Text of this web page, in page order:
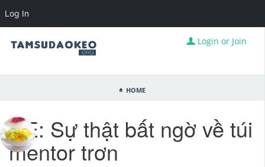
Login or Join
Home
RE: Sự thật bất ngờ về túi
mentor trơn
Log In